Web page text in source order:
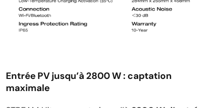
Entrée PV jusqu’à 2800 W : captation
maximale